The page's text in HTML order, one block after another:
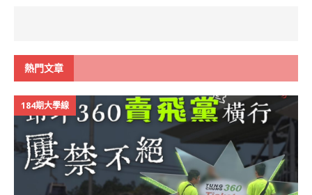
熱門文章
184期大學線